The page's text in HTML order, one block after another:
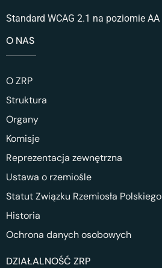
Standard WCAG 2.1 na poziomie AA
O NAS
O ZRP
Struktura
Organy
Komisje
Reprezentacja zewnętrzna
Ustawa o rzemiośle
Statut Związku Rzemiosła Polskiego
Historia
Ochrona danych osobowych
DZIAŁALNOŚĆ ZRP